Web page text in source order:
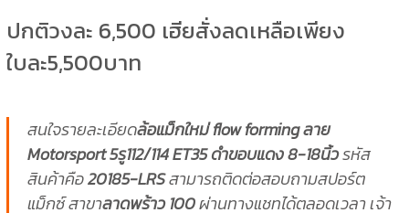
ปกติวงละ 6,500 เฮียสั่งลดเหลือเพียง
ใบละ5,500บาท
สนใจรายละเอียดล้อแม็กใหม่ flow forming ลาย
Motorsport 5รู112/114 ET35 ดำขอบแดง 8-18นิ้วรหัส
สินค้าคือ20185-LRSสามารถติดต่อสอบถามสปอร์ต
แม็กซ์ สาขาลาดพร้าว 100ผ่านทางแชทได้ตลอดเวลา เจ้า